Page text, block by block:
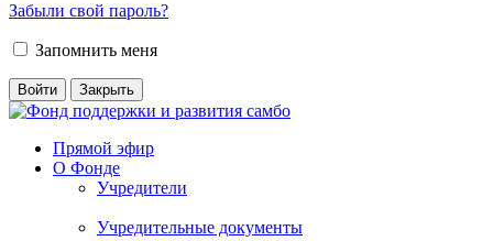
Забыли свой пароль?
Запомнить меня
Прямой эфир
О Фонде
Учредители
Учредительные документы